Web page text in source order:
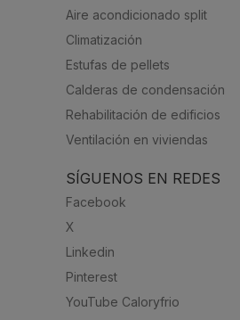
Aire acondicionado split
Climatización
Estufas de pellets
Calderas de condensación
Rehabilitación de edificios
Ventilación en viviendas
SÍGUENOS EN REDES
Facebook
X
Linkedin
Pinterest
YouTube Caloryfrio